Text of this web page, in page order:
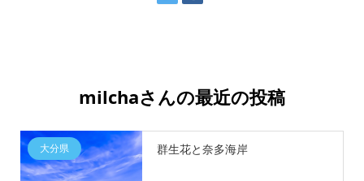
milchaさんの最近の投稿
大分県 群生花と奈多海岸